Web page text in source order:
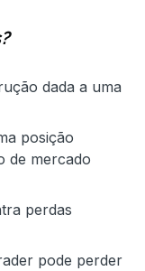
dada a uma
posição
de mercado
perdas
pode perder